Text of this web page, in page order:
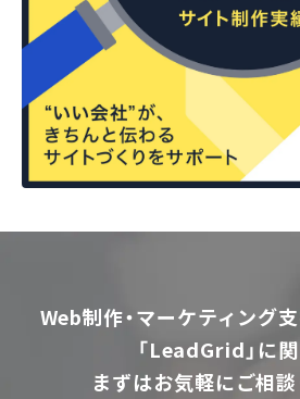
Web制作・マーケティング
「LeadGrid」に関
まずはお気軽にご相談